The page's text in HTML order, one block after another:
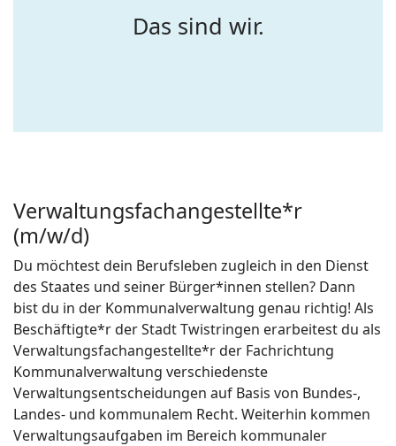
Das sind wir.
Verwaltungsfachangestellte*r
(m/w/d)
Du möchtest dein Berufsleben zugleich in den Dienst
des Staates und seiner Bürger*innen stellen? Dann
bist du in der Kommunalverwaltung genau richtig! Als
Beschäftigte*r der Stadt Twistringen erarbeitest du als
Verwaltungsfachangestellte*r der Fachrichtung
Kommunalverwaltung verschiedenste
Verwaltungsentscheidungen auf Basis von Bundes-,
Landes- und kommunalem Recht. Weiterhin kommen
Verwaltungsaufgaben im Bereich kommunaler